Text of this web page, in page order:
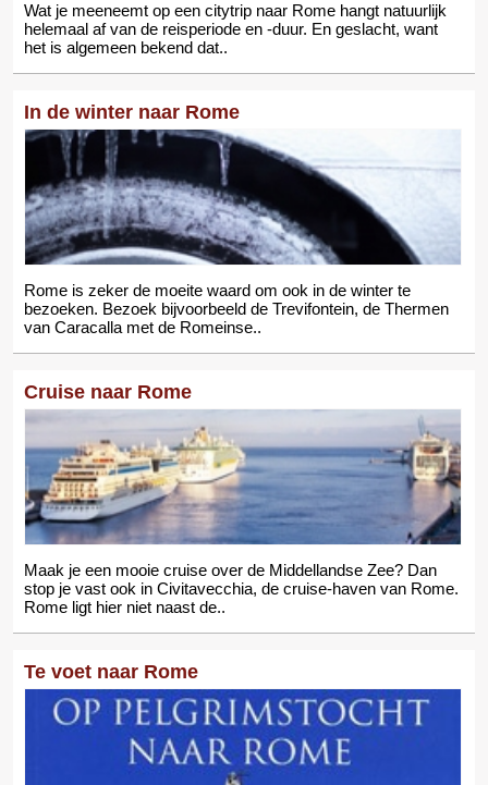
Wat je meeneemt op een citytrip naar Rome hangt natuurlijk
helemaal af van de reisperiode en -duur. En geslacht, want
het is algemeen bekend dat..
In de winter naar Rome
Rome is zeker de moeite waard om ook in de winter te
bezoeken. Bezoek bijvoorbeeld de Trevifontein, de Thermen
van Caracalla met de Romeinse..
Cruise naar Rome
Maak je een mooie cruise over de Middellandse Zee? Dan
stop je vast ook in Civitavecchia, de cruise-haven van Rome.
Rome ligt hier niet naast de..
Te voet naar Rome